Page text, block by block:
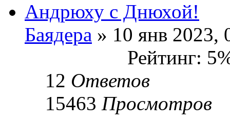
Андрюху с Днюхой!
Баядера » 10 янв 2023,
Рейтинг:
12 Ответов
15463 Просмотров